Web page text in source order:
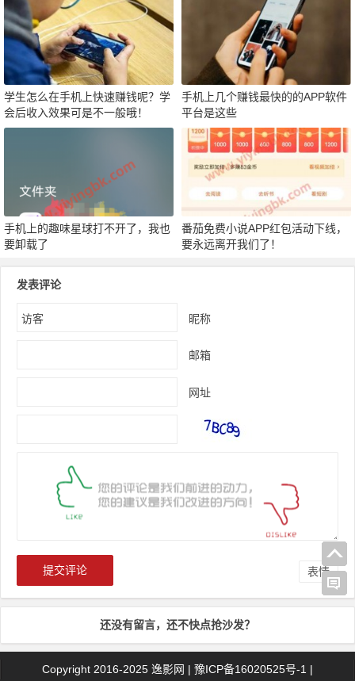
学生怎么在手机上快速赚钱呢？学
会后收入效果可是不一般哦！
手机上几个赚钱最快的的APP软件
平台是这些
手机上的趣味星球打不开了，我也
要卸载了
番茄免费小说APP红包活动下线，
要永远离开我们了！
发表评论
昵称
邮箱
网址
表情
还没有留言，还不快点抢沙发？
Copyright 2016-2025 逸影网 | 豫ICP备16020525号-1 |